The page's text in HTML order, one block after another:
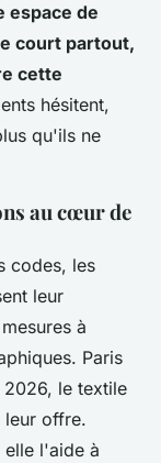
espace de
court partout,
cette
hésitent,
qu'ils ne
au cœur de
codes, les
leur
à
Paris
2026, le textile
leur offre.
elle l'aide à